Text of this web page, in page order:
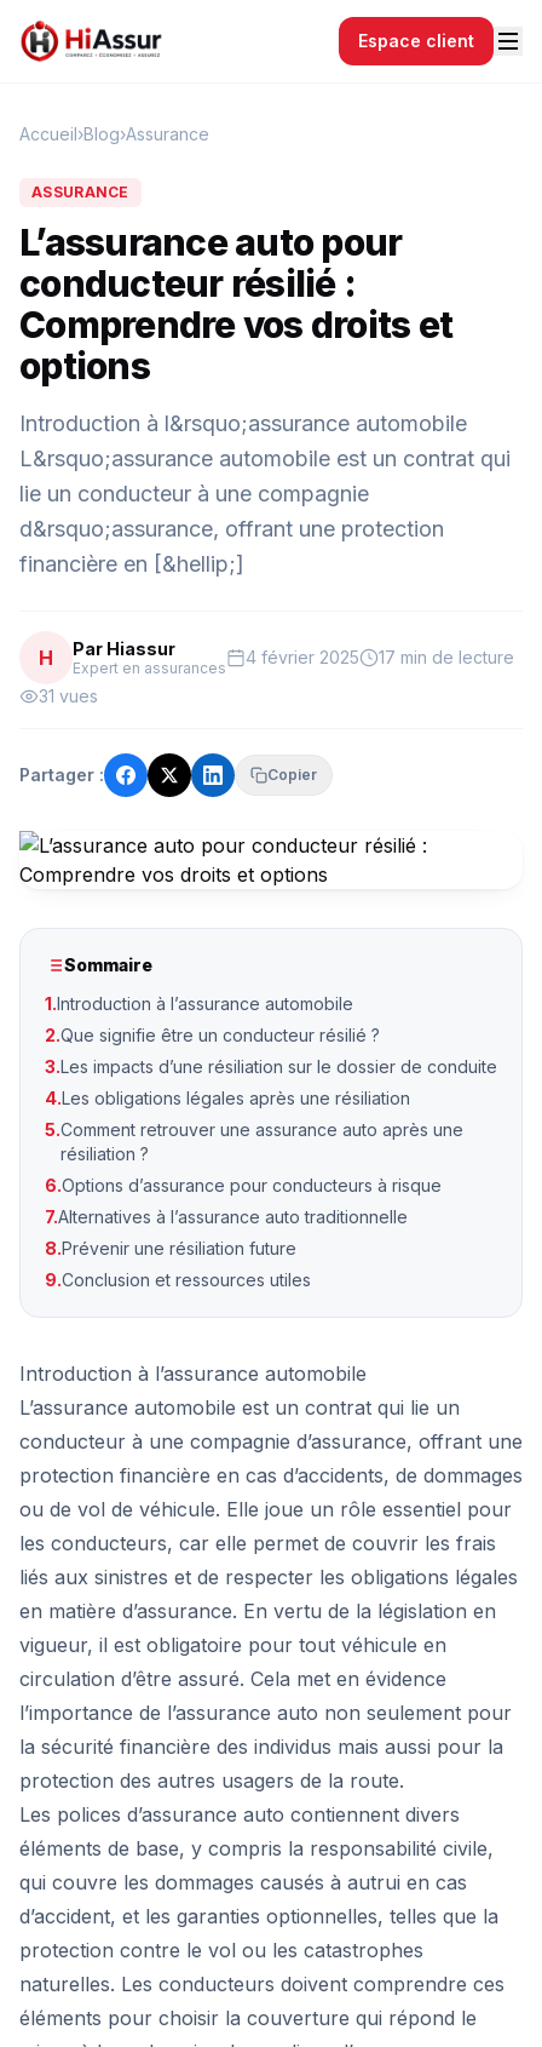
Espace client
Accueil›Blog›Assurance
ASSURANCE
L’assurance auto pour
conducteur résilié :
Comprendre vos droits et
options
Introduction à l&rsquo;assurance automobile
L&rsquo;assurance automobile est un contrat qui
lie un conducteur à une compagnie
d&rsquo;assurance, offrant une protection
financière en [&hellip;]
H Par Hiassur
Expert en assurances 4 février 2025
17 min de lecture
31 vues
Partager : Copier
Sommaire
1.Introduction à l’assurance automobile
2.Que signifie être un conducteur résilié ?
3.Les impacts d’une résiliation sur le dossier de conduite
4.Les obligations légales après une résiliation
5.Comment retrouver une assurance auto après une
résiliation ?
6.Options d’assurance pour conducteurs à risque
7.Alternatives à l’assurance auto traditionnelle
8.Prévenir une résiliation future
9.Conclusion et ressources utiles
Introduction à l’assurance automobile
L’assurance automobile est un contrat qui lie un
conducteur à une compagnie d’assurance, offrant une
protection financière en cas d’accidents, de dommages
ou de vol de véhicule. Elle joue un rôle essentiel pour
les conducteurs, car elle permet de couvrir les frais
liés aux sinistres et de respecter les obligations légales
en matière d’assurance. En vertu de la législation en
vigueur, il est obligatoire pour tout véhicule en
circulation d’être assuré. Cela met en évidence
l’importance de l’assurance auto non seulement pour
la sécurité financière des individus mais aussi pour la
protection des autres usagers de la route.
Les polices d’assurance auto contiennent divers
éléments de base, y compris la responsabilité civile,
qui couvre les dommages causés à autrui en cas
d’accident, et les garanties optionnelles, telles que la
protection contre le vol ou les catastrophes
naturelles. Les conducteurs doivent comprendre ces
éléments pour choisir la couverture qui répond le